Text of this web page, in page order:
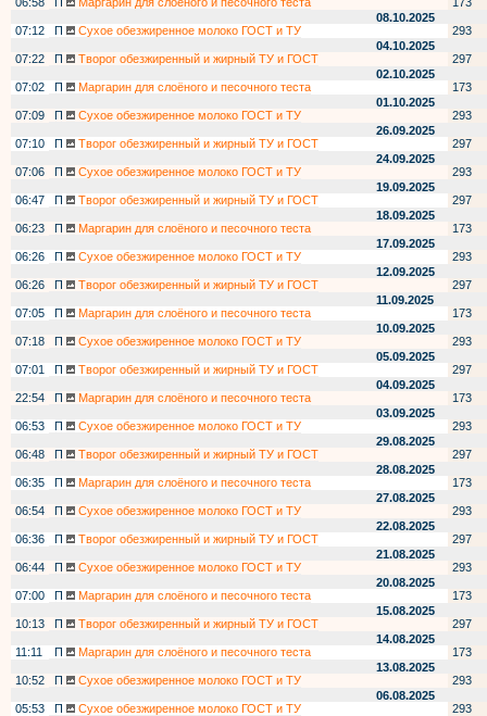
08.10.2025
07:12
П Сухое обезжиренное молоко ГОСТ и ТУ
293
04.10.2025
07:22
П Творог обезжиренный и жирный ТУ и ГОСТ
297
02.10.2025
07:02
П Маргарин для слоёного и песочного теста
173
01.10.2025
07:09
П Сухое обезжиренное молоко ГОСТ и ТУ
293
26.09.2025
07:10
П Творог обезжиренный и жирный ТУ и ГОСТ
297
24.09.2025
07:06
П Сухое обезжиренное молоко ГОСТ и ТУ
293
19.09.2025
06:47
П Творог обезжиренный и жирный ТУ и ГОСТ
297
18.09.2025
06:23
П Маргарин для слоёного и песочного теста
173
17.09.2025
06:26
П Сухое обезжиренное молоко ГОСТ и ТУ
293
12.09.2025
06:26
П Творог обезжиренный и жирный ТУ и ГОСТ
297
11.09.2025
07:05
П Маргарин для слоёного и песочного теста
173
10.09.2025
07:18
П Сухое обезжиренное молоко ГОСТ и ТУ
293
05.09.2025
07:01
П Творог обезжиренный и жирный ТУ и ГОСТ
297
04.09.2025
22:54
П Маргарин для слоёного и песочного теста
173
03.09.2025
06:53
П Сухое обезжиренное молоко ГОСТ и ТУ
293
29.08.2025
06:48
П Творог обезжиренный и жирный ТУ и ГОСТ
297
28.08.2025
06:35
П Маргарин для слоёного и песочного теста
173
27.08.2025
06:54
П Сухое обезжиренное молоко ГОСТ и ТУ
293
22.08.2025
06:36
П Творог обезжиренный и жирный ТУ и ГОСТ
297
21.08.2025
06:44
П Сухое обезжиренное молоко ГОСТ и ТУ
293
20.08.2025
07:00
П Маргарин для слоёного и песочного теста
173
15.08.2025
10:13
П Творог обезжиренный и жирный ТУ и ГОСТ
297
14.08.2025
11:11
П Маргарин для слоёного и песочного теста
173
13.08.2025
10:52
П Сухое обезжиренное молоко ГОСТ и ТУ
293
06.08.2025
05:53
П Сухое обезжиренное молоко ГОСТ и ТУ
293